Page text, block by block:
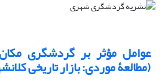
عوامل مؤثر بر گردشگری
(مطالعۀ موردی: بازار تاریخی